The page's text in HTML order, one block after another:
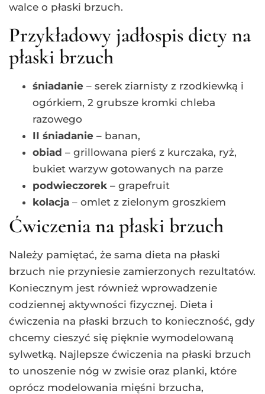
walce o płaski brzuch.
Przykładowy jadłospis diety na
płaski brzuch
śniadanie – serek ziarnisty z rzodkiewką i
ogórkiem, 2 grubsze kromki chleba
razowego
II śniadanie – banan,
obiad – grillowana pierś z kurczaka, ryż,
bukiet warzyw gotowanych na parze
podwieczorek – grapefruit
kolacja – omlet z zielonym groszkiem
Ćwiczenia na płaski brzuch
Należy pamiętać, że sama dieta na płaski
brzuch nie przyniesie zamierzonych rezultatów.
Koniecznym jest również wprowadzenie
codziennej aktywności fizycznej. Dieta i
ćwiczenia na płaski brzuch to konieczność, gdy
chcemy cieszyć się pięknie wymodelowaną
sylwetką. Najlepsze ćwiczenia na płaski brzuch
to unoszenie nóg w zwisie oraz planki, które
oprócz modelowania mięśni brzucha,